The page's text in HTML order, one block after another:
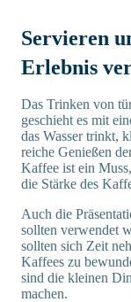
Servieren
Erlebnis
Das Trinken von
geschieht es mit
das Wasser trinkt,
reiche Genießen
Kaffee ist ein
die Stärke des
Auch die
sollten verwendet
sollten sich Zeit
Kaffees zu
sind die kleinen
machen.